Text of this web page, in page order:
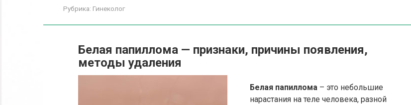
Рубрика: Гинеколог
Белая папиллома — признаки, причины появления,
методы удаления
Белая папиллома – это небольшие
нарастания на теле человека, разной